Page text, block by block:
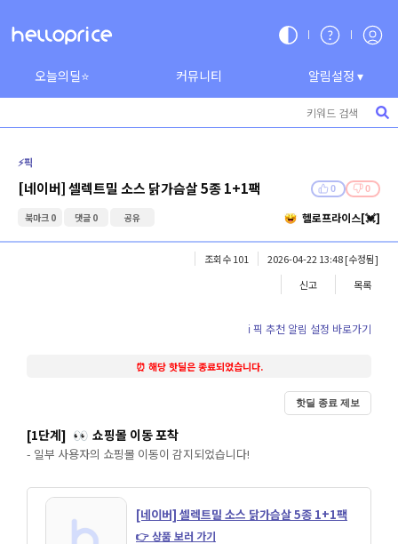
오늘의딜⭐ 커뮤니티 알림설정 ▾
⚡️픽
[네이버] 셀렉트밀 소스 닭가슴살 5종 1+1팩 0 0
북마크 0 댓글 0 공유 헬로프라이스[💓]
조회수 101 2026-04-22 13:48[수정됨]
신고
목록
ℹ️ 픽 추천 알림 설정 바로가기
⏰ 해당 핫딜은 종료되었습니다.
핫딜 종료 제보
[1단계] 👀 쇼핑몰 이동 포착
- 일부 사용자의 쇼핑몰 이동이 감지되었습니다!
[네이버] 셀렉트밀 소스 닭가슴살 5종 1+1팩
👉 상품 보러 가기